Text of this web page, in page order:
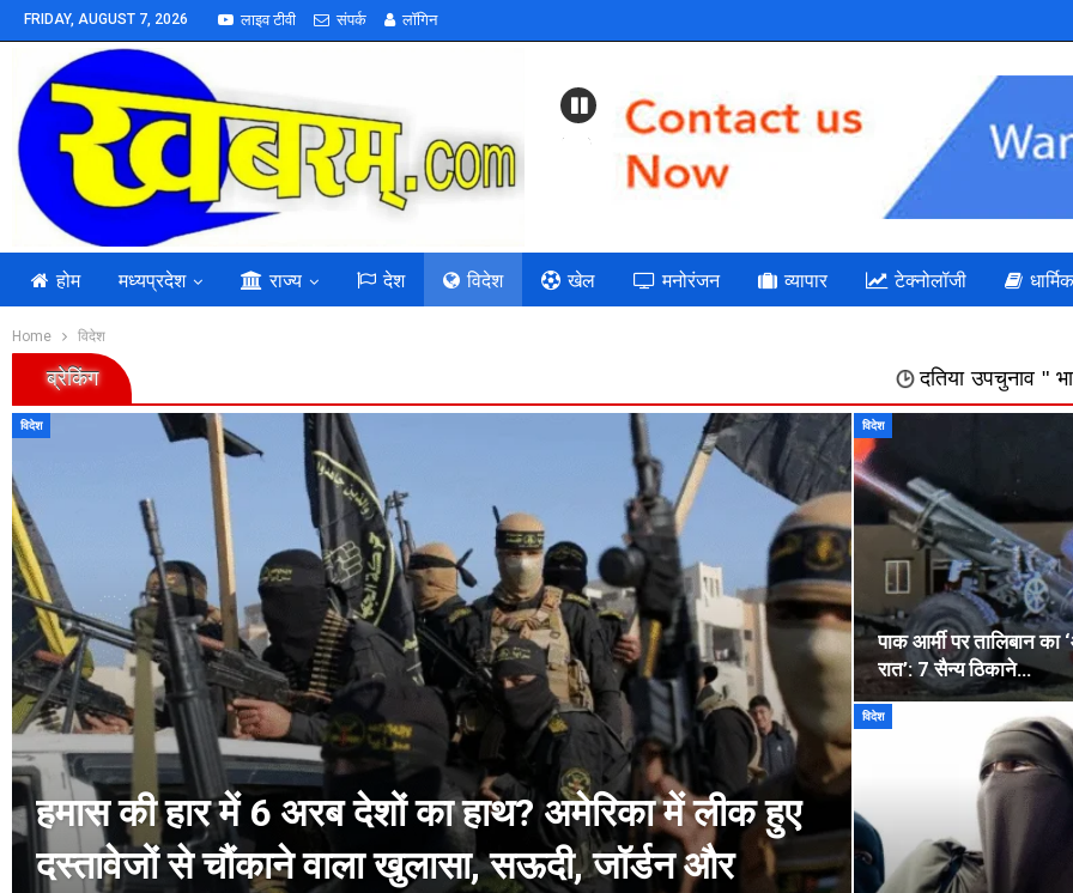
FRIDAY, AUGUST 7, 2026 लाइव टीवी संपर्क लॉगिन
Previous
होम मध्यप्रदेश राज्य देश विदेश खेल मनोरंजन व्यापार टेक्नोलॉजी धार्मिक
Home विदेश
ब्रेकिंग दतिया उपचुनाव " भाजपा: गलत निर्णयों की
विदेश
हमास की हार में 6 अरब देशों का हाथ? अमेरिका में लीक हुए
दस्तावेजों से चौंकाने वाला खुलासा, सऊदी, जॉर्डन और
विदेश
पाक आर्मी पर तालिबान
रात’: 7 सैन्य ठिकाने…
विदेश